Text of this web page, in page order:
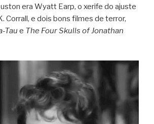
era Wyatt Earp, o xerife do ajuste
Corrall, e dois bons filmes de terror,
Tau e The Four Skulls of Jonathan